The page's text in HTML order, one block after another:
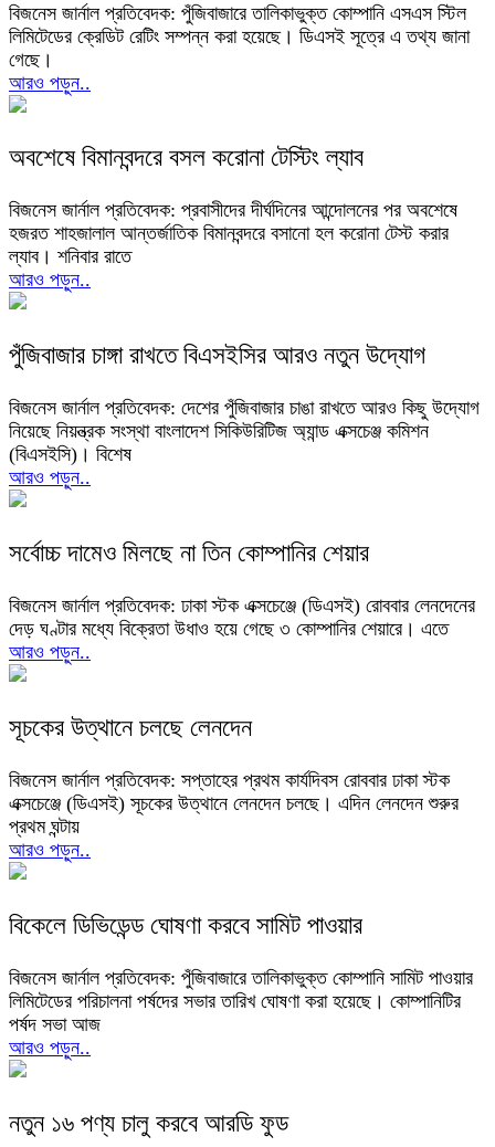
বিজনেস জার্নাল প্রতিবেদক: পুঁজিবাজারে তালিকাভুক্ত কোম্পানি এসএস স্টিল
লিমিটেডের ক্রেডিট রেটিং সম্পন্ন করা হয়েছে। ডিএসই সূত্রে এ তথ্য জানা
গেছে।
আরও পড়ুন..
অবশেষে বিমানবন্দরে বসল করোনা টেস্টিং ল্যাব
বিজনেস জার্নাল প্রতিবেদক: প্রবাসীদের দীর্ঘদিনের আন্দোলনের পর অবশেষে
হজরত শাহজালাল আন্তর্জাতিক বিমানবন্দরে বসানো হল করোনা টেস্ট করার
ল্যাব। শনিবার রাতে
আরও পড়ুন..
পুঁজিবাজার চাঙ্গা রাখতে বিএসইসির আরও নতুন উদ্যোগ
বিজনেস জার্নাল প্রতিবেদক: দেশের পুঁজিবাজার চাঙা রাখতে আরও কিছু উদ্যোগ
নিয়েছে নিয়ন্ত্রক সংস্থা বাংলাদেশ সিকিউরিটিজ অ্যান্ড এক্সচেঞ্জ কমিশন
(বিএসইসি)। বিশেষ
আরও পড়ুন..
সর্বোচ্চ দামেও মিলছে না তিন কোম্পানির শেয়ার
বিজনেস জার্নাল প্রতিবেদক: ঢাকা স্টক এক্সচেঞ্জে (ডিএসই) রোববার লেনদেনের
দেড় ঘণ্টার মধ্যে বিক্রেতা উধাও হয়ে গেছে ৩ কোম্পানির শেয়ারে। এতে
আরও পড়ুন..
সূচকের উত্থানে চলছে লেনদেন
বিজনেস জার্নাল প্রতিবেদক: সপ্তাহের প্রথম কার্যদিবস রোববার ঢাকা স্টক
এক্সচেঞ্জে (ডিএসই) সূচকের উত্থানে লেনদেন চলছে। এদিন লেনদেন শুরুর
প্রথম ঘন্টায়
আরও পড়ুন..
বিকেলে ডিভিডেন্ড ঘোষণা করবে সামিট পাওয়ার
বিজনেস জার্নাল প্রতিবেদক: পুঁজিবাজারে তালিকাভুক্ত কোম্পানি সামিট পাওয়ার
লিমিটেডের পরিচালনা পর্ষদের সভার তারিখ ঘোষণা করা হয়েছে। কোম্পানিটির
পর্ষদ সভা আজ
আরও পড়ুন..
নতুন ১৬ পণ্য চালু করবে আরডি ফুড